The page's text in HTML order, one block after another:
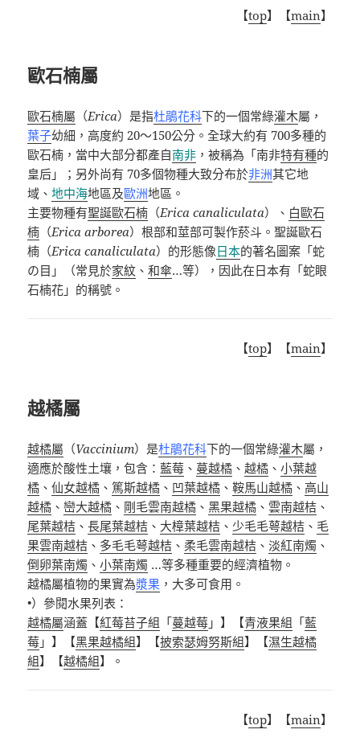
【top】【main】
歐石楠屬
歐石楠屬 （Erica）是指杜鵑花科下的一個常綠灌木屬，
葉子幼細，高度約 20～150公分。全球大約有 700多種的
歐石楠，當中大部分都產自南非 ，被稱為「南非特有種的
皇后」；另外尚有 70多個物種大致分布於非洲其它地
域、地中海地區及歐洲地區。
主要物種有聖誕歐石楠 （Erica canaliculata）、 白歐石
楠 （Erica arborea）根部和莖部可製作菸斗。聖誕歐石
楠（Erica canaliculata）的形態像日本的著名圖案「蛇
の目 」（常見於家紋 、和傘…等），因此在日本有「蛇眼
石楠花」的稱號。
【top】【main】
越橘屬
越橘屬 （Vaccinium）是杜鵑花科下的一個常綠灌木屬，
適應於酸性土壤，包含 ：藍莓 、 蔓越橘 、越橘 、小葉越
橘 、仙女越橘 、篤斯越橘 、 凹葉越橘 、鞍馬山越橘 、高山
越橘 、巒大越橘 、 剛毛雲南越橘 、黑果越橘 、雲南越桔 、
尾葉越桔 、長尾葉越桔 、 大樟葉越桔 、 少毛毛萼越桔 、 毛
果雲南越桔 、 多毛毛萼越桔 、柔毛雲南越桔 、 淡紅南燭 、
倒卵葉南燭 、小葉南燭 …等多種重要的經濟植物。
越橘屬植物的果實為漿果 ，大多可食用。
•）參閱水果列表：
越橘屬涵蓋【紅莓苔子組 「蔓越莓 」】【青液果組 「藍
莓 」】【黑果越橘組】【披索瑟姆努斯組】【濕生越橘
組】【越橘組】。
【top】【main】